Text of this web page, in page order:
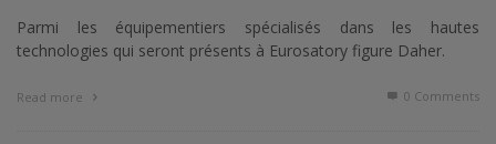
Parmi les équipementiers spécialisés dans les hautes
technologies qui seront présents à Eurosatory figure Daher.
Read more 0 Comments